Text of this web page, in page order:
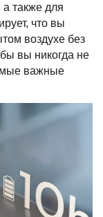
а также для
что вы
воздухе без
вы никогда не
важные